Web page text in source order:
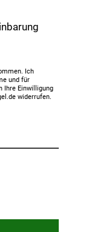
Ich
und für
Ihre Einwilligung
widerrufen.